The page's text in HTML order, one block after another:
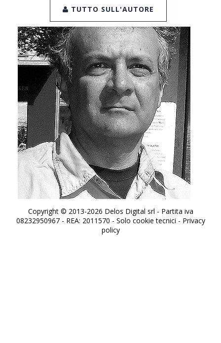
TUTTO SULL'AUTORE
Copyright © 2013-2026 Delos Digital srl - Partita iva
08232950967 - REA: 2011570 - Solo cookie tecnici - Privacy
policy